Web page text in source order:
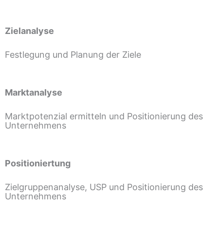
Zielanalyse
Festlegung und Planung der Ziele
Marktanalyse
Marktpotenzial ermitteln und Positionierung des
Unternehmens
Positioniertung
Zielgruppenanalyse, USP und Positionierung des
Unternehmens